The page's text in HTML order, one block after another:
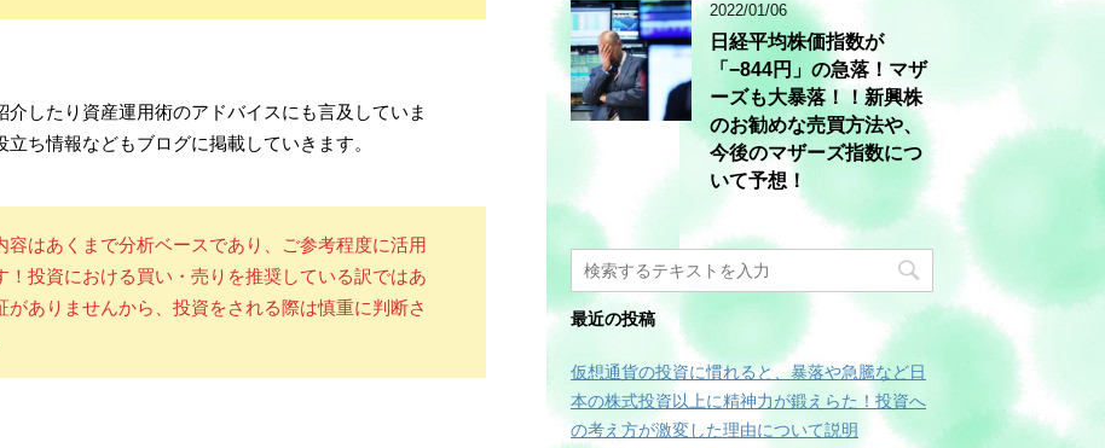
介したり資産運用術のアドバイスにも言及していま
ち情報などもブログに掲載していきます。
はあくまで分析ベースであり、ご参考程度に活用
！投資における買い・売りを推奨している訳ではあ
がありませんから、投資をされる際は慎重に判断さ
2022/01/06
日経平均株価指数が
「−844円」の急落！マザ
ーズも大暴落！！新興株
のお勧めな売買方法や、
今後のマザーズ指数につ
いて予想！
最近の投稿
仮想通貨の投資に慣れると、暴落や急騰など日
本の株式投資以上に精神力が鍛えらた！投資へ
の考え方が激変した理由について説明